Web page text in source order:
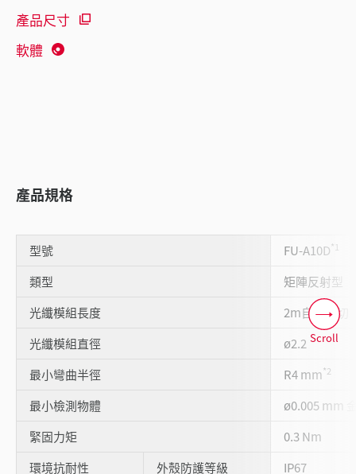
產品尺寸
軟體
產品規格
型號 FU-A10D*1
類型
矩陣反射型
光纖模組長度
2m自由裁切
光纖模組直徑
ø2.2
最小彎曲半徑
R4 mm*2
最小檢測物體
ø0.005 mm
緊固力矩
0.3 Nm
環境抗耐性
外殼防護等級
IP67
Scroll